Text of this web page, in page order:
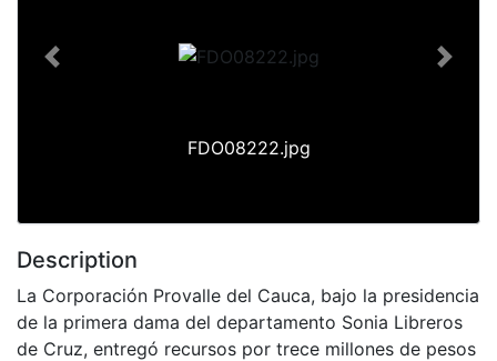
FDO08222.jpg
Previous Next
Description
La Corporación Provalle del Cauca, bajo la presidencia
de la primera dama del departamento Sonia Libreros
de Cruz, entregó recursos por trece millones de pesos